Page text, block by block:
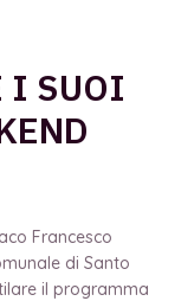
I SUOI
Francesco
di Santo
il programma